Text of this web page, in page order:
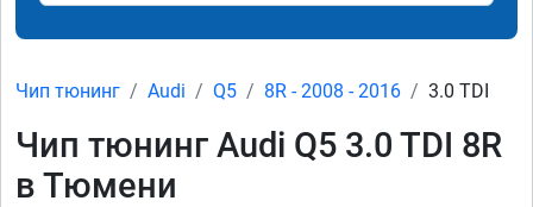
Чип тюнинг Audi Q5 8R - 2008 - 2016 3.0 TDI
Чип тюнинг Audi Q5 3.0 TDI 8R
в Тюмени